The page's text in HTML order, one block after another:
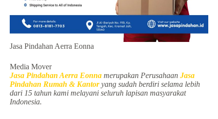
Jasa Pindahan Aerra Eonna
Media Mover
Jasa Pindahan Aerra Eonna merupakan Perusahaan Jasa
Pindahan Rumah & Kantor yang sudah berdiri selama lebih
dari 15 tahun kami melayani seluruh lapisan masyarakat
Indonesia.